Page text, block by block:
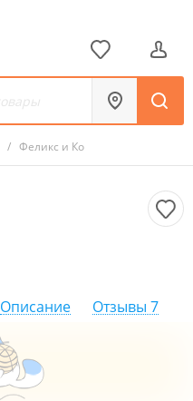
/ Феликс и Ко
Описание Отзывы 7